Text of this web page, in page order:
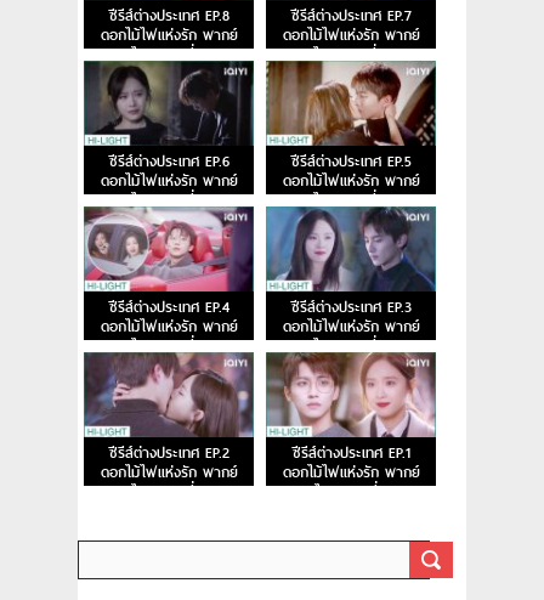
ซีรีส์ต่างประเทศ EP.8
ดอกไม้ไฟแห่งรัก พากย์
ไทย ตอนที่ 8
ซีรีส์ต่างประเทศ EP.7
ดอกไม้ไฟแห่งรัก พากย์
ไทย ตอนที่ 7
ซีรีส์ต่างประเทศ EP.6
ดอกไม้ไฟแห่งรัก พากย์
ไทย ตอนที่ 6
ซีรีส์ต่างประเทศ EP.5
ดอกไม้ไฟแห่งรัก พากย์
ไทย ตอนที่ 5
ซีรีส์ต่างประเทศ EP.4
ดอกไม้ไฟแห่งรัก พากย์
ไทย ตอนที่ 4
ซีรีส์ต่างประเทศ EP.3
ดอกไม้ไฟแห่งรัก พากย์
ไทย ตอนที่ 3
ซีรีส์ต่างประเทศ EP.2
ดอกไม้ไฟแห่งรัก พากย์
ไทย ตอนที่ 2
ซีรีส์ต่างประเทศ EP.1
ดอกไม้ไฟแห่งรัก พากย์
ไทย ตอนที่ 1